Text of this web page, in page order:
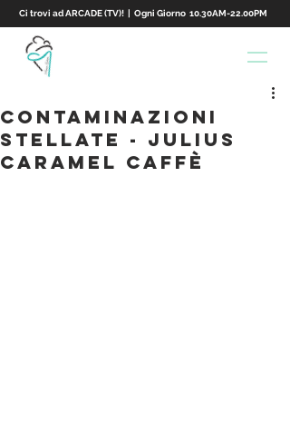
Ci trovi ad ARCADE (TV)! | Ogni Giorno 10.30AM-22.00PM
CONTAMINAZIONI
STELLATE - Julius
Caramel Caffè